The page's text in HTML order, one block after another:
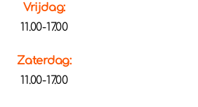
Vrijdag:
11.00-17.00
Zaterdag:
11.00-17.00